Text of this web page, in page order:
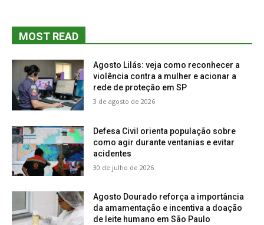
MOST READ
Agosto Lilás: veja como reconhecer a
violência contra a mulher e acionar a
rede de proteção em SP
3 de agosto de 2026
Defesa Civil orienta população sobre
como agir durante ventanias e evitar
acidentes
30 de julho de 2026
Agosto Dourado reforça a importância
da amamentação e incentiva a doação
de leite humano em São Paulo